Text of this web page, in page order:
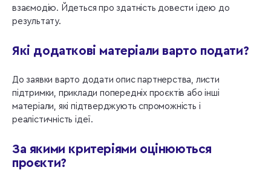
взаємодію. Йдеться про здатність довести ідею до
результату.
Які додаткові матеріали варто подати?
До заявки варто додати опис партнерства, листи
підтримки, приклади попередніх проєктів або інші
матеріали, які підтверджують спроможність і
реалістичність ідеї.
За якими критеріями оцінюються
проєкти?